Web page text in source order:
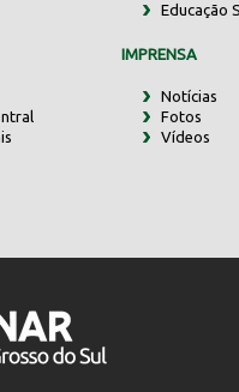
Educação
IMPRENSA
Notícias
Fotos
Vídeos